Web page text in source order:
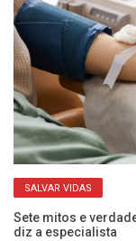
SALVAR VIDAS
Sete mitos e
diz a especialista